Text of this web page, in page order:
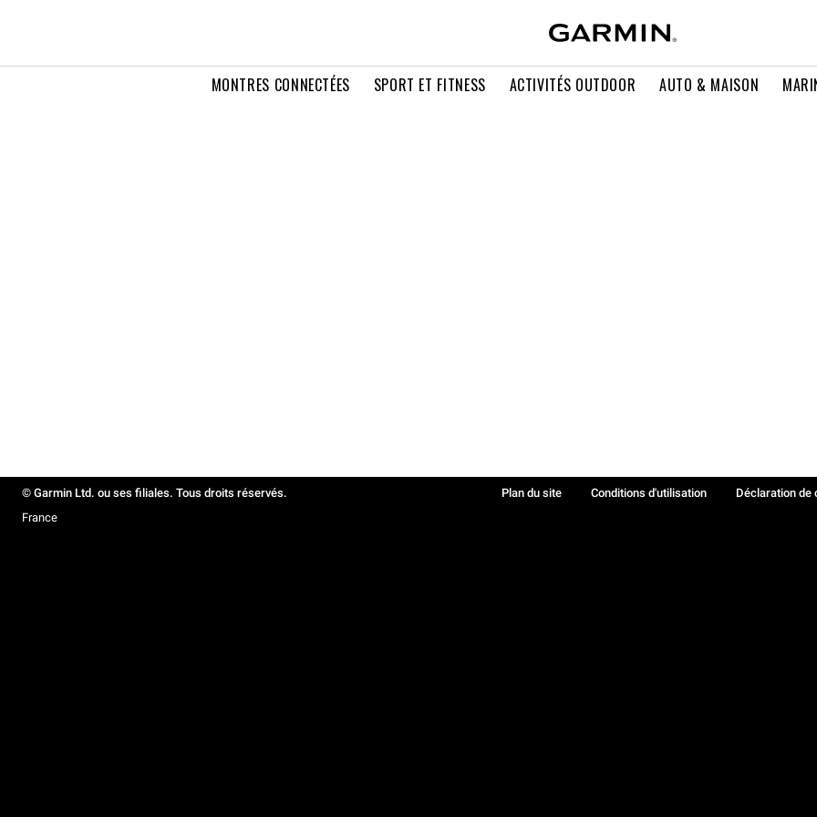
MONTRES CONNECTÉES SPORT ET FITNESS ACTIVITÉS OUTDOOR AUTO & MAISON
© Garmin Ltd. ou ses filiales. Tous droits réservés. Plan du site Conditions d'utilisation Déclaration de
France